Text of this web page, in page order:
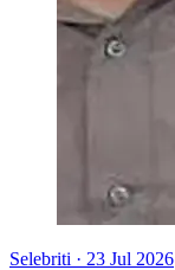
Selebriti · 23 Jul 2026